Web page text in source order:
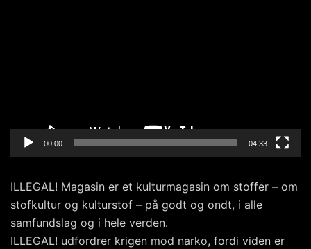
00:00 04:33
ILLEGAL! Magasin er et kulturmagasin om stoffer – om
stofkultur og kulturstof – på godt og ondt, i alle
samfundslag og i hele verden.
ILLEGAL! udfordrer krigen mod narko, fordi viden er